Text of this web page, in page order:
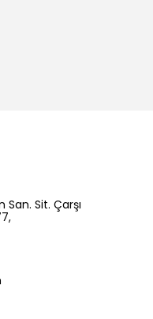
San. Sit. Çarşı